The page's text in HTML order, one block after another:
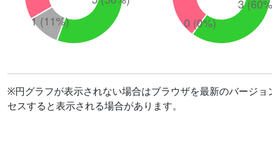
※円グラフが表示されない場合はブラウザを最新のバージ
セスすると表示される場合があります。